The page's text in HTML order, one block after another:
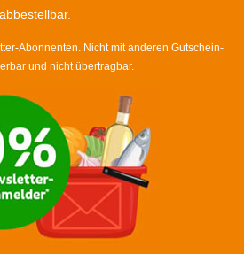
Abonnenten. Nicht mit anderen Gutschein-
und nicht übertragbar.